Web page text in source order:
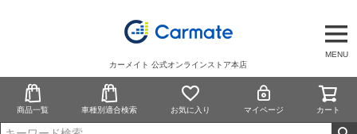
MENU
カーメイト 公式オンラインストア本店
商品一覧 車種別適合検索 お気に入り マイページ カート